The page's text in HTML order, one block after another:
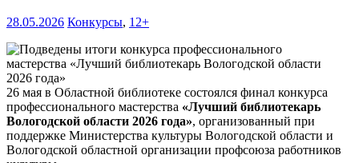
28.05.2026 Конкурсы, 12+
26 мая в Областной библиотеке состоялся финал конкурса
профессионального мастерства «Лучший библиотекарь
Вологодской области 2026 года», организованный при
поддержке Министерства культуры Вологодской области и
Вологодской областной организации профсоюза работников